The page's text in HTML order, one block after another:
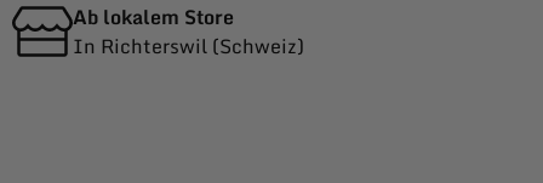
Ab lokalem Store
In Richterswil (Schweiz)